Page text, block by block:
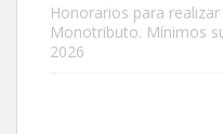
Honorarios para
Monotributo. Mínimos
2026